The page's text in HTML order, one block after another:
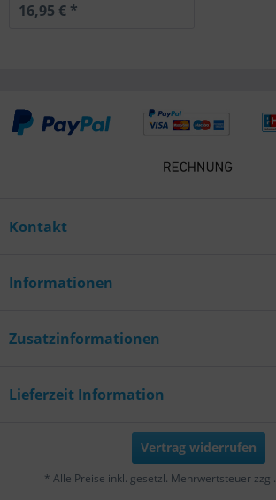
16,95 € *
Kontakt
Informationen
Zusatzinformationen
Lieferzeit Information
Vertrag widerrufen
* Alle Preise inkl. gesetzl. Mehrwertsteuer zzgl.